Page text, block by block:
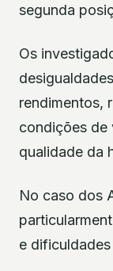
segunda
Os
rendimentos,
condições de
qualidade da
No caso dos
e